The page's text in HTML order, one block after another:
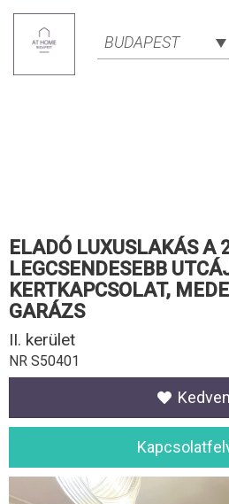
BUDAPEST
ELADÓ LUXUSLAKÁS A
LEGCSENDESEBB
KERTKAPCSOLAT,
GARÁZS
II. kerület
NR S50401